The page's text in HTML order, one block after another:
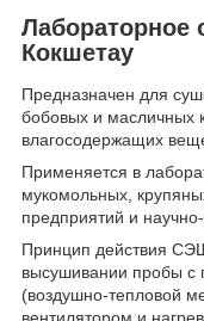
Лабораторное
Кокшетау
Предназначен для
бобовых и масличных
влагосодержащих
Применяется в
мукомольных,
предприятий и
Принцип действия
высушивании пробы с
(воздушно-тепловой